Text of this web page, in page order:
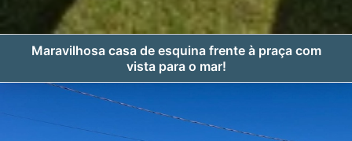
Maravilhosa casa de esquina frente à praça com
vista para o mar!